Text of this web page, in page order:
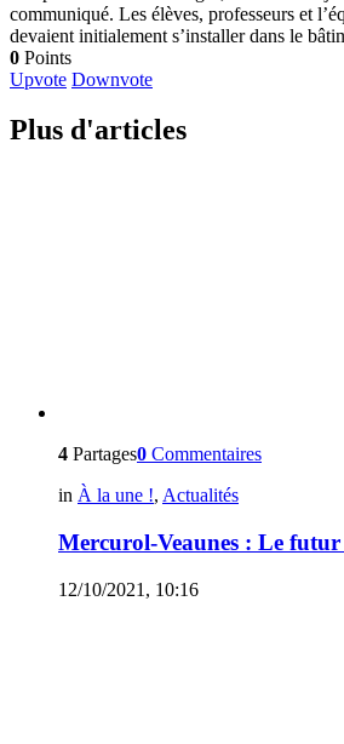
communiqué. Les élèves, professeurs et
devaient initialement s’installer dans le
0 Points
Upvote Downvote
Plus d'articles
4 Partages0 Commentaires
in À la une !, Actualités
Mercurol-Veaunes : Le futur
12/10/2021, 10:16